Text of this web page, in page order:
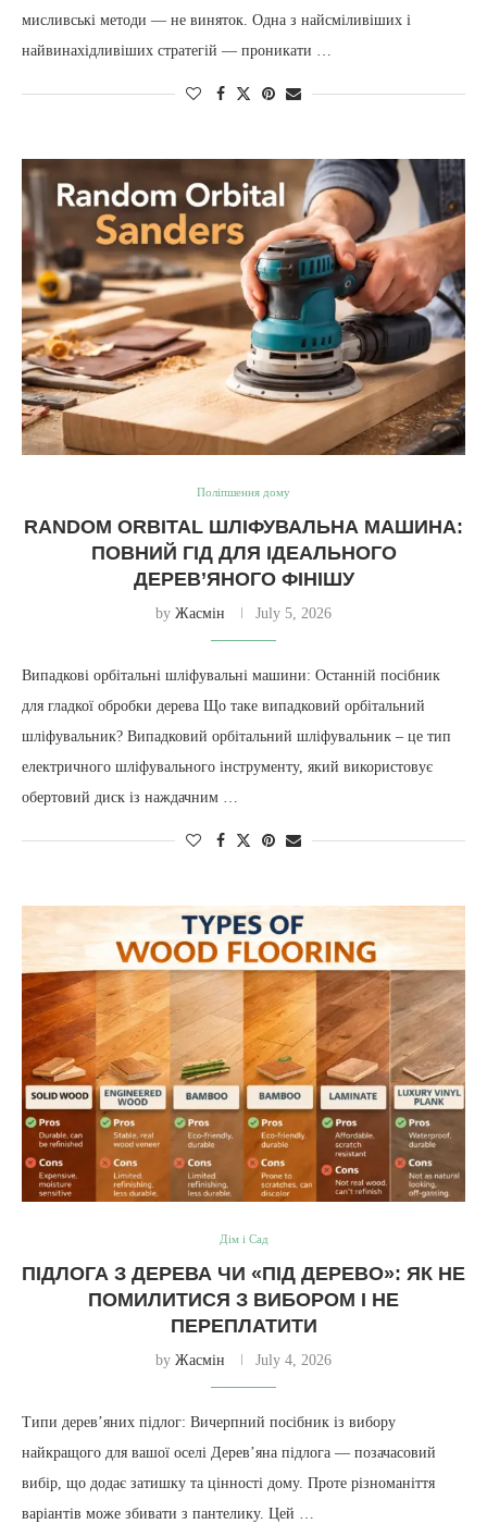
мисливські методи — не виняток. Одна з найсміливіших і
найвинахідливіших стратегій — проникати …
Поліпшення дому
RANDOM ORBITAL ШЛІФУВАЛЬНА МАШИНА:
ПОВНИЙ ГІД ДЛЯ ІДЕАЛЬНОГО
ДЕРЕВ’ЯНОГО ФІНІШУ
by Жасмін July 5, 2026
Випадкові орбітальні шліфувальні машини: Останній посібник
для гладкої обробки дерева Що таке випадковий орбітальний
шліфувальник? Випадковий орбітальний шліфувальник – це тип
електричного шліфувального інструменту, який використовує
обертовий диск із наждачним …
Дім і Сад
ПІДЛОГА З ДЕРЕВА ЧИ «ПІД ДЕРЕВО»: ЯК НЕ
ПОМИЛИТИСЯ З ВИБОРОМ І НЕ
ПЕРЕПЛАТИТИ
by Жасмін July 4, 2026
Типи дерев’яних підлог: Вичерпний посібник із вибору
найкращого для вашої оселі Дерев’яна підлога — позачасовий
вибір, що додає затишку та цінності дому. Проте різноманіття
варіантів може збивати з пантелику. Цей …